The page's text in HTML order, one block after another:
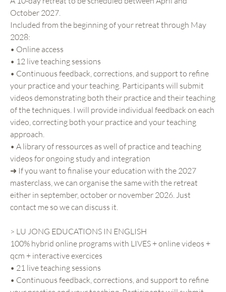
October 2027.
Included from the beginning of your retreat through May
2028:
• Online access
• 12 live teaching sessions
• Continuous feedback, corrections, and support to refine
your practice and your teaching. Participants will submit
videos demonstrating both their practice and their teaching
of the techniques. I will provide individual feedback on each
video, correcting both your practice and your teaching
approach.
• A library of ressources as well of practice and teaching
videos for ongoing study and integration
➜ If you want to finalise your education with the 2027
masterclass, we can organise the same with the retreat
either in september, october or november 2026. Just
contact me so we can discuss it.
> LU JONG EDUCATIONS IN ENGLISH
100% hybrid online programs with LIVES + online videos +
qcm + interactive exercices
• 21 live teaching sessions
• Continuous feedback, corrections, and support to refine